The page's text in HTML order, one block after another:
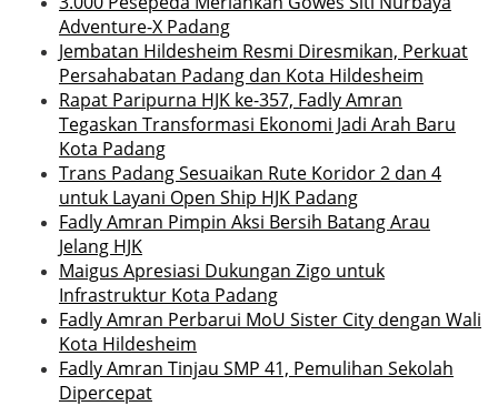
Adventure-X Padang
Jembatan Hildesheim Resmi Diresmikan, Perkuat
Persahabatan Padang dan Kota Hildesheim
Rapat Paripurna HJK ke-357, Fadly Amran
Tegaskan Transformasi Ekonomi Jadi Arah Baru
Kota Padang
Trans Padang Sesuaikan Rute Koridor 2 dan 4
untuk Layani Open Ship HJK Padang
Fadly Amran Pimpin Aksi Bersih Batang Arau
Jelang HJK
Maigus Apresiasi Dukungan Zigo untuk
Infrastruktur Kota Padang
Fadly Amran Perbarui MoU Sister City dengan Wali
Kota Hildesheim
Fadly Amran Tinjau SMP 41, Pemulihan Sekolah
Dipercepat